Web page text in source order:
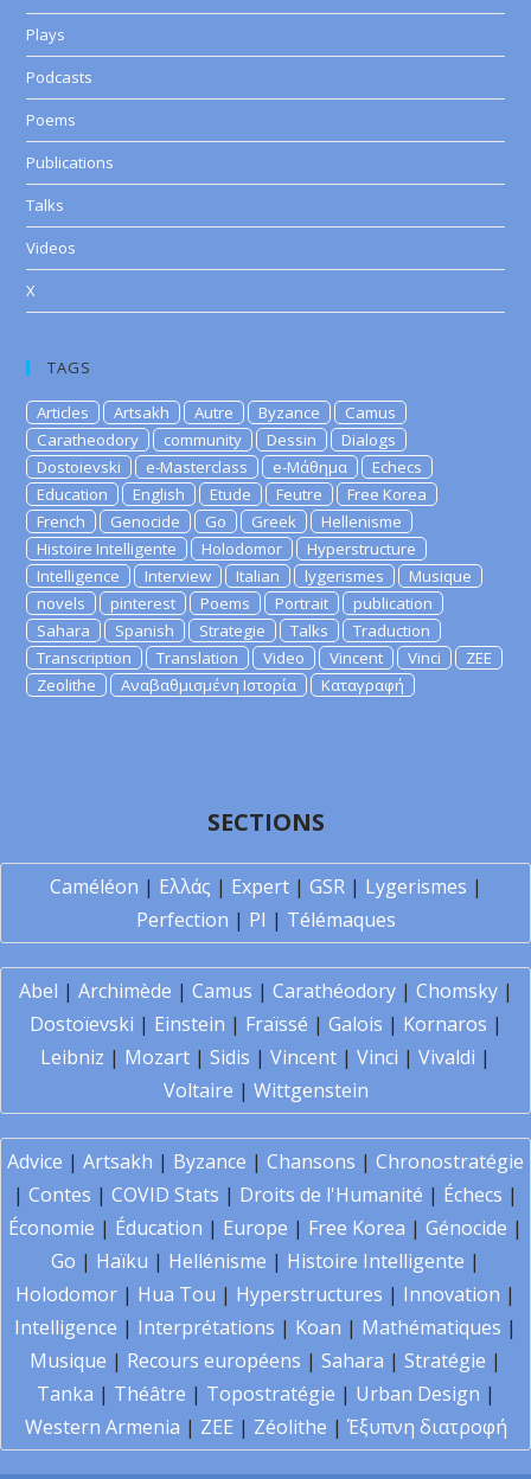
Plays
Podcasts
Poems
Publications
Talks
Videos
X
TAGS
Articles Artsakh Autre Byzance
Camus
Caratheodory
community Dessin
Dialogs
Dostoievski
e-Masterclass e-Μάθημα
Echecs
Education
English Etude Feutre
Free Korea
French
Genocide Go Greek
Hellenisme
Histoire Intelligente
Holodomor
Hyperstructure
Intelligence
Interview Italian lygerismes
Musique
novels
pinterest Poems Portrait
publication
Sahara
Spanish Strategie Talks
Traduction
Transcription
Translation Video Vincent Vinci
ZEE
Zeolithe
Αναβαθμισμένη Ιστορία Καταγραφή
SECTIONS
Caméléon | Ελλάς | Expert| GSR| Lygerismes |
Perfection | PI | Télémaques
Abel | Archimède | Camus | Carathéodory| Chomsky|
Dostoïevski | Einstein | Fraïssé | Galois | Kornaros |
Leibniz | Mozart | Sidis | Vincent | Vinci | Vivaldi |
Voltaire | Wittgenstein
Advice | Artsakh | Byzance | Chansons | Chronostratégie
| Contes | COVID Stats | Droits de l'Humanité | Échecs |
Économie | Éducation | Europe | Free Korea | Génocide |
Go | Haïku | Hellénisme | Histoire Intelligente |
Holodomor | Hua Tou | Hyperstructures | Innovation |
Intelligence | Interprétations | Koan | Mathématiques |
Musique | Recours européens | Sahara | Stratégie |
Tanka | Théâtre | Topostratégie | Urban Design |
Western Armenia | ZEE | Zéolithe | Έξυπνη διατροφή